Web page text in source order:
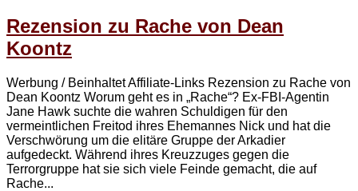
Rezension zu Rache von Dean
Koontz
Werbung / Beinhaltet Affiliate-Links Rezension zu Rache von
Dean Koontz Worum geht es in „Rache“? Ex-FBI-Agentin
Jane Hawk suchte die wahren Schuldigen für den
vermeintlichen Freitod ihres Ehemannes Nick und hat die
Verschwörung um die elitäre Gruppe der Arkadier
aufgedeckt. Während ihres Kreuzzuges gegen die
Terrorgruppe hat sie sich viele Feinde gemacht, die auf
Rache...